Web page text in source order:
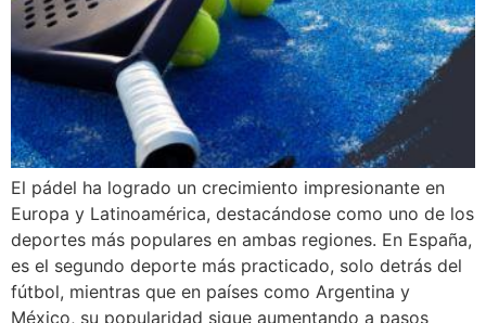
El pádel ha logrado un crecimiento impresionante en
Europa y Latinoamérica, destacándose como uno de los
deportes más populares en ambas regiones. En España,
es el segundo deporte más practicado, solo detrás del
fútbol, mientras que en países como Argentina y
México, su popularidad sigue aumentando a pasos